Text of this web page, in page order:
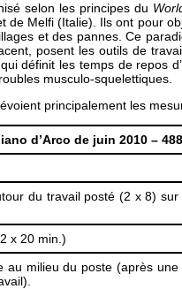
selon les principes du
de Melfi (Italie). Ils ont pour
et des pannes. Ce
posent les outils de
définit les temps de repos
musculo-squelettiques.
principalement les
d’Arco de juin 2010 –
du travail posté (2 x 8) sur
x 20 min.)
au milieu du poste (après une